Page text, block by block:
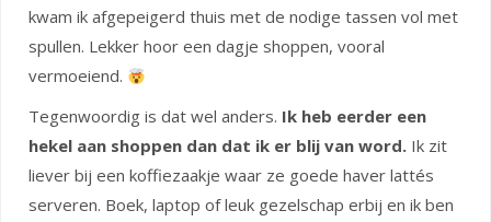
kwam ik afgepeigerd thuis met de nodige tassen vol met
spullen. Lekker hoor een dagje shoppen, vooral
vermoeiend.
Tegenwoordig is dat wel anders. Ik heb eerder een
hekel aan shoppen dan dat ik er blij van word. Ik zit
liever bij een koffiezaakje waar ze goede haver lattés
serveren. Boek, laptop of leuk gezelschap erbij en ik ben